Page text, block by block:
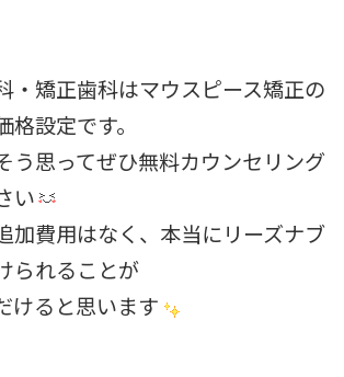
・矯正歯科はマウスピース矯正の
設定です。
う思ってぜひ無料カウンセリング
い
加費用はなく、本当にリーズナブ
られることが
けると思います